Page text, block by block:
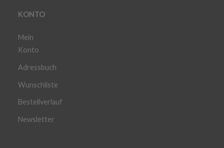
KONTO
Mein
Konto
Adressbuch
Wunschliste
Bestellverlauf
Newsletter